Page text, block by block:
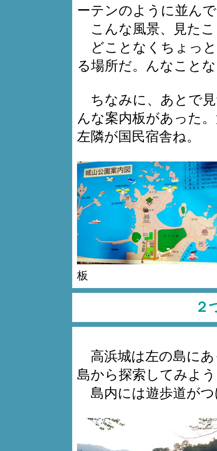
ーテンのように並ん
こんな風景、見た
どことなくちょっ
る場所だ。んなこと
ちなみに、あとで
んな案内板があった
左隣が国民宿舎ね。
板
２
高浜城は左の島に
島から探索してみよ
島内には遊歩道が